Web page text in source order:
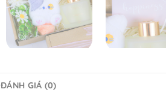
ĐÁNH GIÁ (0)